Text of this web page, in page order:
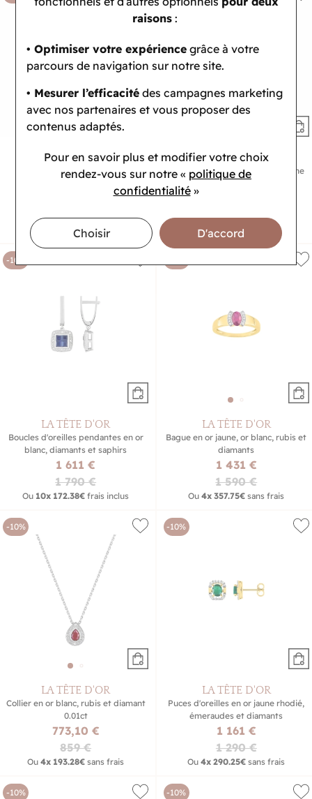
raisons:
• Optimiser votre expérience grâce à votre
parcours de navigation sur notre site.
• Mesurer l’efficacité des campagnes marketing
avec nos partenaires et vous proposer des
contenus adaptés.
Pour en savoir plus et modifier votre choix
rendez-vous sur notre « politique de
confidentialité»
Choisir D'accord
LA TÊTE D'OR
Pendentif croix en or jaune
Ou4x 335.25€sans frais
LA TÊTE D'OR
Boucles d'oreilles clous en or jaune
et diamants
1 290 €
Ou4x 290.25€ sans frais
-10%
LA TÊTE D'OR
Boucles d'oreilles pendantes en or
blanc, diamants et saphirs
1 611 €
1 790 €
Ou 10x 172.38€ frais inclus
LA TÊTE D'OR
Bague en or jaune, or blanc, rubis et
diamants
1 431 €
1 590 €
Ou4x 357.75€ sans frais
-10%
LA TÊTE D'OR
Collier en or blanc, rubis et diamant
0.01ct
773,10 €
859 €
Ou4x 193.28€ sans frais
-10%
LA TÊTE D'OR
Puces d'oreilles en or jaune rhodié,
émeraudes et diamants
1 161 €
1 290 €
Ou4x 290.25€ sans frais
-10% -10%